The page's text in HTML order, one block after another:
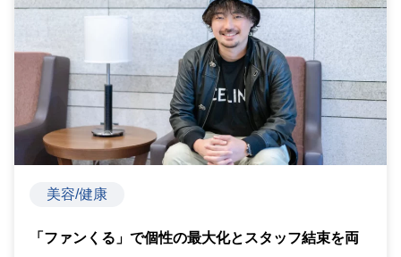
美容/健康
「ファンくる」で個性の最大化とスタッフ結束を両